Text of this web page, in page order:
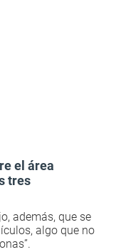
el área
tres
además, que se
algo que no